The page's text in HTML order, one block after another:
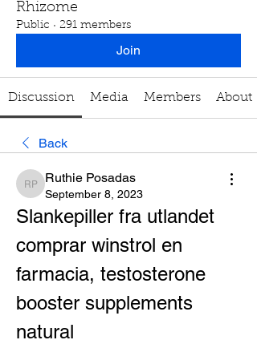
Rhizome
Public · 291 members
Join
Discussion Media Members About
Back
Ruthie Posadas
Ruthie Posadas
September 8, 2023
Slankepiller fra utlandet
comprar winstrol en
farmacia, testosterone
booster supplements
natural